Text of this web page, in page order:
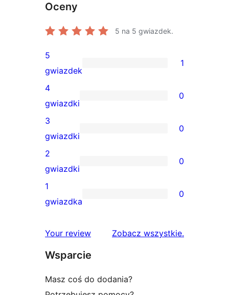
Oceny
5 na 5 gwiazdek.
1
recenzja
5-
gwiazdkowa
5
gwiazdek
1
0
recenzji
4-
gwiazdkowych
4
gwiazdki
0
0
recenzji
3-
gwiazdkowych
3
gwiazdki
0
0
recenzji
2-
2
gwiazdki
0
0
1-
1
gwiazdka
0
Your review Zobacz wszystkierecenzje
.
Wsparcie
Masz coś do dodania?